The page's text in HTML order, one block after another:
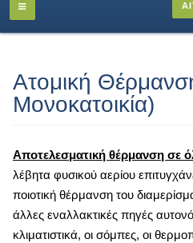
Ατομική
Μονοκατοικία)
Αποτελεσματική θέρμανση σε
λέβητα φυσικού αερίου
ποιοτική θέρμανση του
άλλες εναλλακτικές πηγές
κλιματιστικά, οι σόμπες, οι